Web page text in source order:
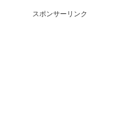
スポンサーリンク